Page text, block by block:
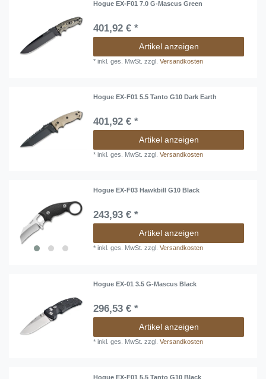
Hogue EX-F01 7.0 G-Mascus Green
401,92 € *
Artikel anzeigen
*inkl. ges. MwSt. zzgl.Versandkosten
Hogue EX-F01 5.5 Tanto G10 Dark Earth
401,92 € *
Artikel anzeigen
*inkl. ges. MwSt. zzgl.Versandkosten
Hogue EX-F03 Hawkbill G10 Black
243,93 € *
Artikel anzeigen
*inkl. ges. MwSt. zzgl.Versandkosten
Hogue EX-01 3.5 G-Mascus Black
296,53 € *
Artikel anzeigen
*inkl. ges. MwSt. zzgl.Versandkosten
Hogue EX-F01 5.5 Tanto G10 Black